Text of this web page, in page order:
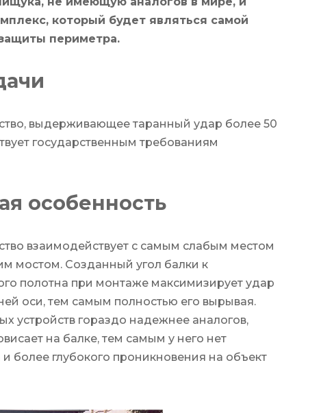
который будет являться самой
периметра.
выдерживающее таранный удар более 50
государственным требованиям
особенность
взаимодействует с самым слабым местом
мостом. Созданный угол балки к
полотна при монтаже максимизирует удар
оси, тем самым полностью его вырывая.
устройств гораздо надежнее аналогов,
на балке, тем самым у него нет
более глубокого проникновения на объект